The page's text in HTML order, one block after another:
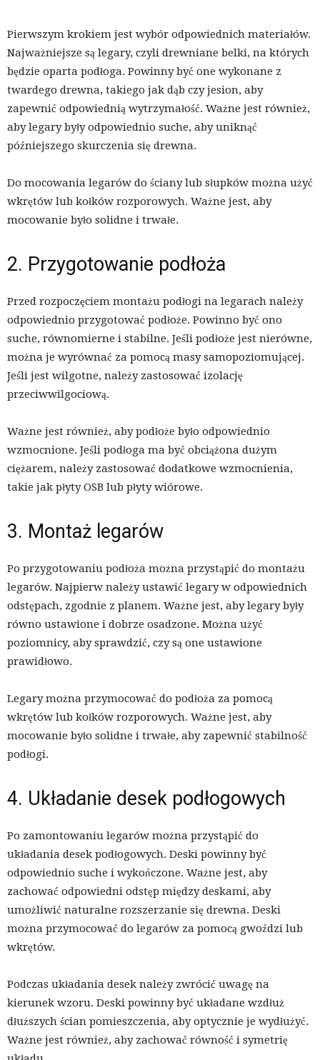
Pierwszym krokiem jest wybór odpowiednich materiałów.
Najważniejsze są legary, czyli drewniane belki, na których
będzie oparta podłoga. Powinny być one wykonane z
twardego drewna, takiego jak dąb czy jesion, aby
zapewnić odpowiednią wytrzymałość. Ważne jest również,
aby legary były odpowiednio suche, aby uniknąć
późniejszego skurczenia się drewna.
Do mocowania legarów do ściany lub słupków można użyć
wkrętów lub kołków rozporowych. Ważne jest, aby
mocowanie było solidne i trwałe.
2. Przygotowanie podłoża
Przed rozpoczęciem montażu podłogi na legarach należy
odpowiednio przygotować podłoże. Powinno być ono
suche, równomierne i stabilne. Jeśli podłoże jest nierówne,
można je wyrównać za pomocą masy samopoziomującej.
Jeśli jest wilgotne, należy zastosować izolację
przeciwwilgociową.
Ważne jest również, aby podłoże było odpowiednio
wzmocnione. Jeśli podłoga ma być obciążona dużym
ciężarem, należy zastosować dodatkowe wzmocnienia,
takie jak płyty OSB lub płyty wiórowe.
3. Montaż legarów
Po przygotowaniu podłoża można przystąpić do montażu
legarów. Najpierw należy ustawić legary w odpowiednich
odstępach, zgodnie z planem. Ważne jest, aby legary były
równo ustawione i dobrze osadzone. Można użyć
poziomnicy, aby sprawdzić, czy są one ustawione
prawidłowo.
Legary można przymocować do podłoża za pomocą
wkrętów lub kołków rozporowych. Ważne jest, aby
mocowanie było solidne i trwałe, aby zapewnić stabilność
podłogi.
4. Układanie desek podłogowych
Po zamontowaniu legarów można przystąpić do
układania desek podłogowych. Deski powinny być
odpowiednio suche i wykończone. Ważne jest, aby
zachować odpowiedni odstęp między deskami, aby
umożliwić naturalne rozszerzanie się drewna. Deski
można przymocować do legarów za pomocą gwoździ lub
wkrętów.
Podczas układania desek należy zwrócić uwagę na
kierunek wzoru. Deski powinny być układane wzdłuż
dłuższych ścian pomieszczenia, aby optycznie je wydłużyć.
Ważne jest również, aby zachować równość i symetrię